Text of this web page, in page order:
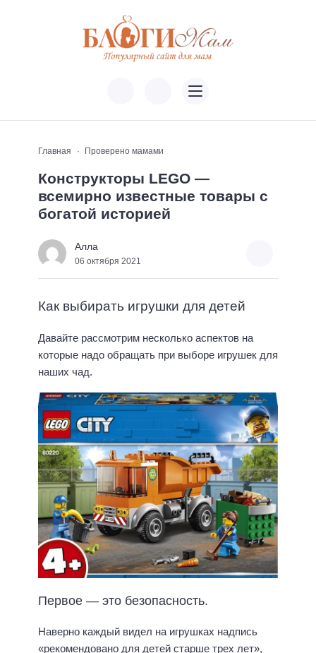
Главная Проверено мамами
Конструкторы LEGO —
всемирно известные товары с
богатой историей
Алла
06 октября 2021
Как выбирать игрушки для детей
Давайте рассмотрим несколько аспектов на
которые надо обращать при выборе игрушек для
наших чад.
Первое — это безопасность.
Наверно каждый видел на игрушках надпись
«рекомендовано для детей старше трех лет»,